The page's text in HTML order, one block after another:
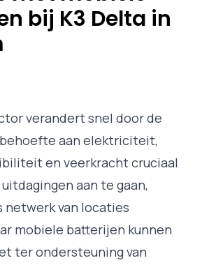
bij K3 Delta in
verandert snel door de
aan elektriciteit,
en veerkracht cruciaal
aan te gaan,
netwerk van locaties
mobiele batterijen kunnen
ter ondersteuning van